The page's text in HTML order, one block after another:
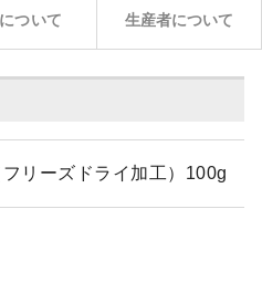
ついて 生産者について
リーズドライ加工）100g